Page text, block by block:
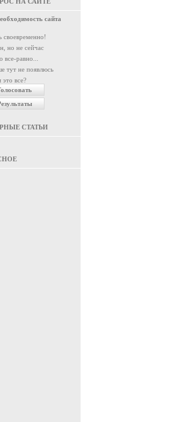
сайта
своевременно!
но не сейчас
все-равно...
тут не появлюсь
это все?
СТАТЬИ